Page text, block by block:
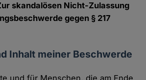
skandalösen Nicht-Zulassung
gegen § 217
Inhalt meiner Beschwerde